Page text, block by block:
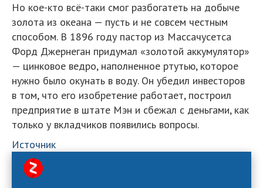
Но кое-кто всё-таки смог разбогатеть на добыче
золота из океана — пусть и не совсем честным
способом. В 1896 году пастор из Массачусетса
Форд Джернеган придумал «золотой аккумулятор»
— цинковое ведро, наполненное ртутью, которое
нужно было окунать в воду. Он убедил инвесторов
в том, что его изобретение работает, построил
предприятие в штате Мэн и сбежал с деньгами, как
только у вкладчиков появились вопросы.
Источник